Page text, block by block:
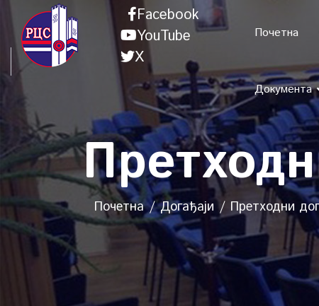
Facebook
YouTube
X
Почетна
Документа
Почетна Догађаји Претходни